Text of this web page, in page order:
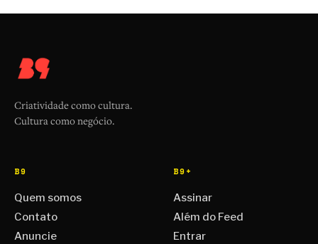
Criatividade como cultura.
Cultura como negócio.
B9
Quem somos
Contato
Anuncie
B9+
Assinar
Além do Feed
Entrar